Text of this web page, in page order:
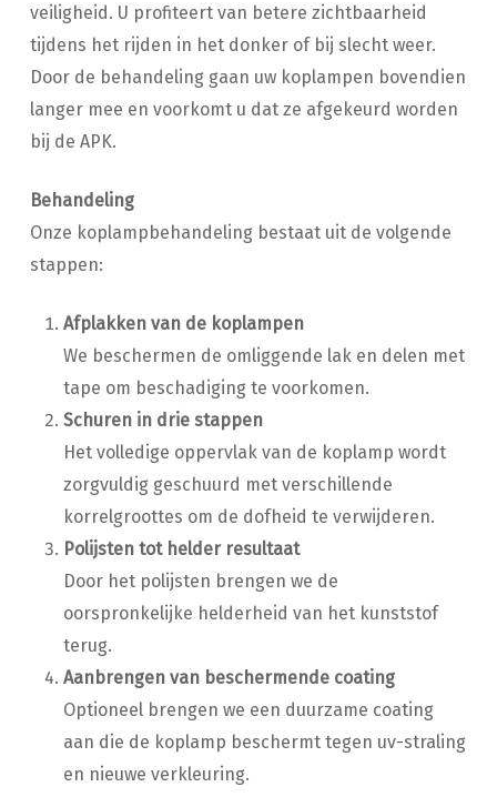
veiligheid. U profiteert van betere zichtbaarheid
tijdens het rijden in het donker of bij slecht weer.
Door de behandeling gaan uw koplampen bovendien
langer mee en voorkomt u dat ze afgekeurd worden
bij de APK.
Behandeling
Onze koplampbehandeling bestaat uit de volgende
stappen:
Afplakken van de koplampen
We beschermen de omliggende lak en delen met
tape om beschadiging te voorkomen.
Schuren in drie stappen
Het volledige oppervlak van de koplamp wordt
zorgvuldig geschuurd met verschillende
korrelgroottes om de dofheid te verwijderen.
Polijsten tot helder resultaat
Door het polijsten brengen we de
oorspronkelijke helderheid van het kunststof
terug.
Aanbrengen van beschermende coating
Optioneel brengen we een duurzame coating
aan die de koplamp beschermt tegen uv-straling
en nieuwe verkleuring.